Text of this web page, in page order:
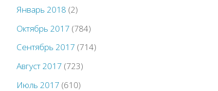
Январь 2018 (2)
Октябрь 2017 (784)
Сентябрь 2017 (714)
Август 2017 (723)
Июль 2017 (610)